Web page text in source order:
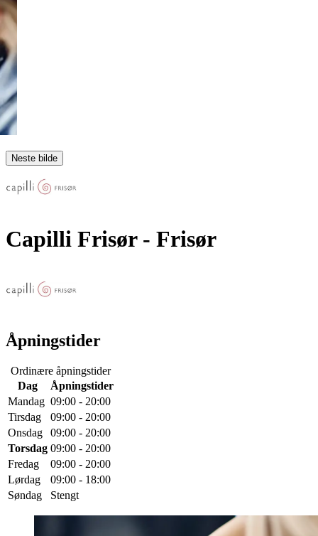
Neste bilde
Capilli Frisør - Frisør
Åpningstider
Ordinære åpningstider
Dag
Åpningstider
Mandag 09:00 - 20:00
Tirsdag
09:00 - 20:00
Onsdag
09:00 - 20:00
Torsdag 09:00 - 20:00
Fredag
09:00 - 20:00
Lørdag
09:00 - 18:00
Søndag
Stengt